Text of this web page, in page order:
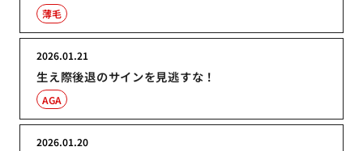
薄毛
生え際後退のサインを見逃すな！
2026.01.21
AGA
2026.01.20